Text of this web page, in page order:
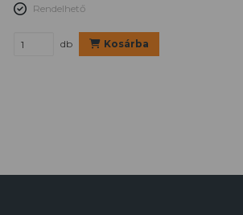
Rendelhető
db Kosárba